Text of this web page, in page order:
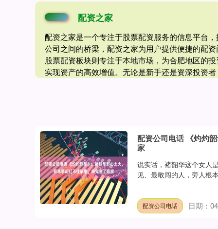
配资之家
配资之家是一个专注于股票配资服务的信息平台
公司之间的桥梁，配资之家为用户提供便捷的配
股票配资板块则专注于本地市场，为合肥地区的
实现资产的高效增值。无论是新手还是资深投资
配资公司电话 《灼灼
家
说实话，褚韶华这个女人
见、最敢闯的人，旁人根
配资公司电话 日期：